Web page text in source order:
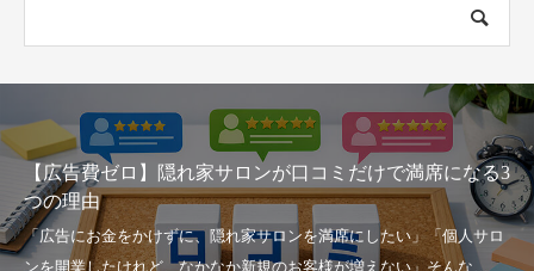
が口コミだけで満席になる3
家賃・人件費に圧迫されな
アサロン」を活用したロー